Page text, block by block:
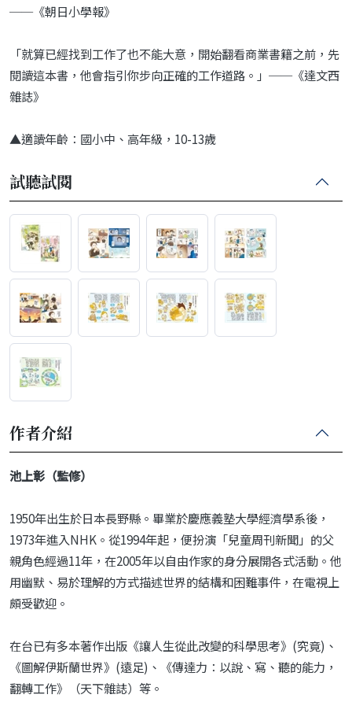
──《朝日小學報》
「就算已經找到工作了也不能大意，開始翻看商業書籍之前，先
閱讀這本書，他會指引你步向正確的工作道路。」──《達文西
雜誌》
▲適讀年齡：國小中、高年級，10-13歲
試聽試閱
作者介紹
池上彰（監修）
1950年出生於日本長野縣。畢業於慶應義塾大學經濟學系後，
1973年進入NHK。從1994年起，便扮演「兒童周刊新聞」的父
親角色經過11年，在2005年以自由作家的身分展開各式活動。他
用幽默、易於理解的方式描述世界的結構和困難事件，在電視上
頗受歡迎。
在台已有多本著作出版《讓人生從此改變的科學思考》(究竟)、
《圖解伊斯蘭世界》(遠足)、《傳達力：以說、寫、聽的能力，
翻轉工作》（天下雜誌）等。